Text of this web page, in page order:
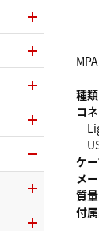
種類
コ
ケ
メ
質量
付